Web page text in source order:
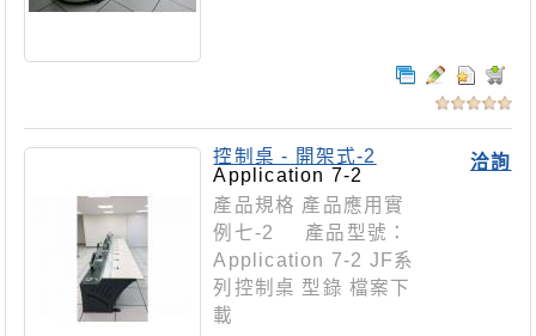
洽詢
控制桌 - 開架式-2
Application 7-2
產品規格 產品應用實
例七-2 產品型號：
Application 7-2 JF系
列控制桌 型錄 檔案下
載